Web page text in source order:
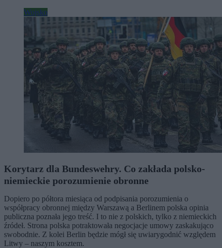
Wojsko
Korytarz dla Bundeswehry. Co zakłada polsko-
niemieckie porozumienie obronne
Dopiero po półtora miesiąca od podpisania porozumienia o
współpracy obronnej między Warszawą a Berlinem polska opinia
publiczna poznała jego treść. I to nie z polskich, tylko z niemieckich
źródeł. Strona polska potraktowała negocjacje umowy zaskakująco
swobodnie. Z kolei Berlin będzie mógł się uwiarygodnić względem
Litwy – naszym kosztem.